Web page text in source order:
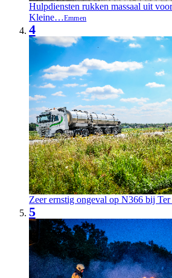
Hulpdiensten rukken massaal uit
Kleine…Emmen
4
Zeer ernstig ongeval op N366 bij
5